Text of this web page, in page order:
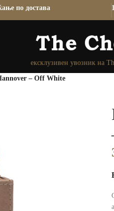
ексклузивен увозник на
– Off White
по достава